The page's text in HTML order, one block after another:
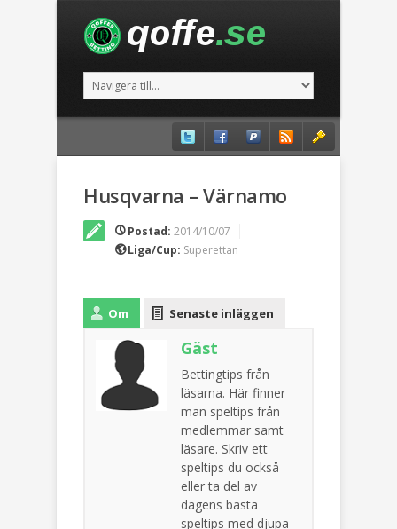
Husqvarna – Värnamo
Postad: 2014/10/07
Liga/Cup: Superettan
Om Senaste inläggen
Gäst
Bettingtips från
läsarna. Här finner
man speltips från
medlemmar samt
läsare. Skriv ett
speltips du också
eller ta del av
dagens bästa
speltips med djupa